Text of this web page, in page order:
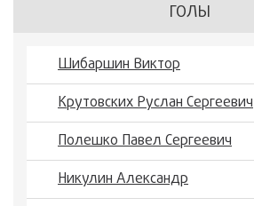
ГОЛЫ
Шибаршин Виктор
Крутовских Руслан Сергеевич
Полешко Павел Сергеевич
Никулин Александр